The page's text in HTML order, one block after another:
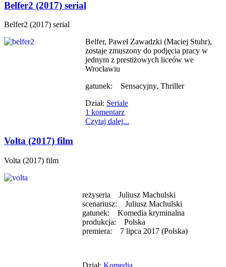
Belfer2 (2017) serial
Belfer2 (2017) serial
Belfer, Paweł Zawadzki (Maciej Stuhr),
zostaje zmuszony do podjęcia pracy w
jednym z prestiżowych liceów we
Wrocławiu
gatunek: Sensacyjny, Thriller
Dział: Seriale
1 komentarz
Czytaj dalej...
Volta (2017) film
Volta (2017) film
reżyseria Juliusz Machulski
scenariusz: Juliusz Machulski
gatunek: Komedia kryminalna
produkcja: Polska
premiera: 7 lipca 2017 (Polska)
Dział: Komedia